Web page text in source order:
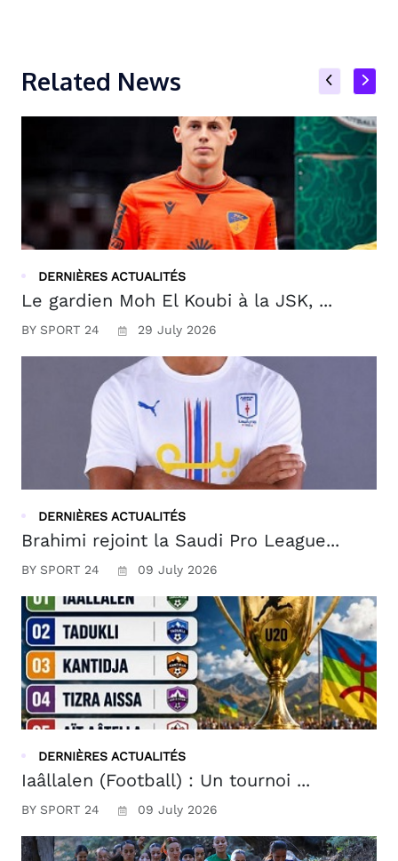
Related News
DERNIÈRES ACTUALITÉS
Le gardien Moh El Koubi à la JSK, ...
BY SPORT 24 29 July 2026
DERNIÈRES ACTUALITÉS
Brahimi rejoint la Saudi Pro League...
BY SPORT 24 09 July 2026
DERNIÈRES ACTUALITÉS
Iaâllalen (Football) : Un tournoi ...
BY SPORT 24 09 July 2026